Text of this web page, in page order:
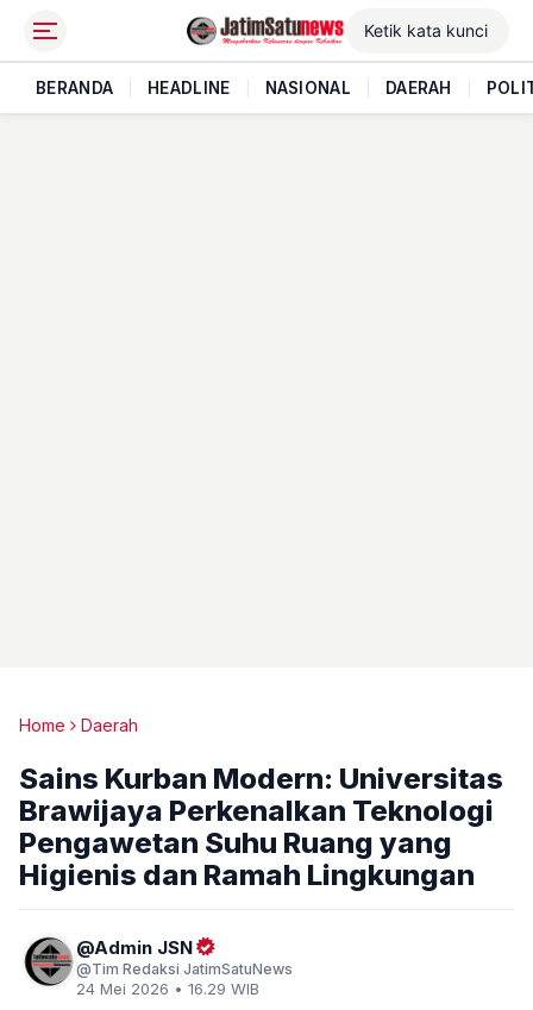
BERANDA HEADLINE NASIONAL DAERAH
Home Daerah
Sains Kurban Modern: Universitas
Brawijaya Perkenalkan Teknologi
Pengawetan Suhu Ruang yang
Higienis dan Ramah Lingkungan
Admin JSN
Tim Redaksi JatimSatuNews
24 Mei 2026 • 16.29 WIB